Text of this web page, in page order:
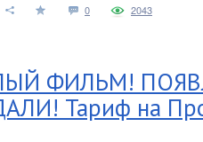
0 2043
ФИЛЬМ!
Тариф на